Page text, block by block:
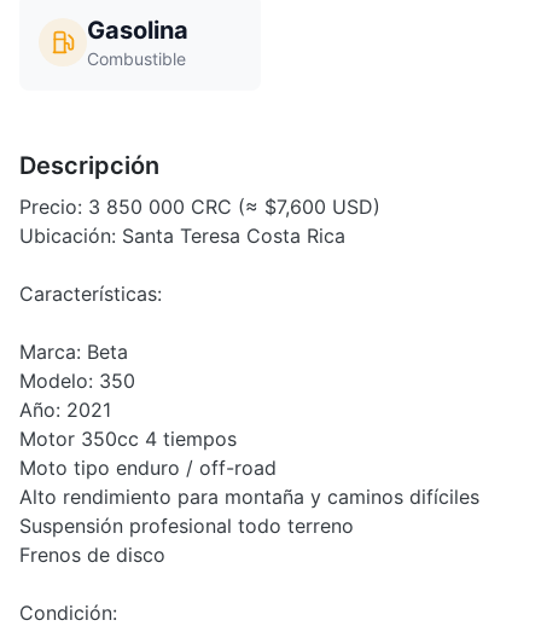
Gasolina
Combustible
Descripción
Precio: 3 850 000 CRC (≈ $7,600 USD)
Ubicación: Santa Teresa Costa Rica
Características:
Marca: Beta
Modelo: 350
Año: 2021
Motor 350cc 4 tiempos
Moto tipo enduro / off-road
Alto rendimiento para montaña y caminos difíciles
Suspensión profesional todo terreno
Frenos de disco
Condición: